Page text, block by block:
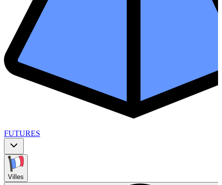
FUTURES
Villes